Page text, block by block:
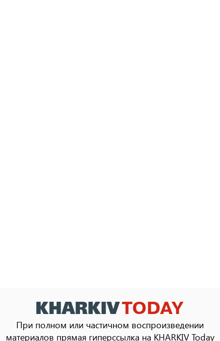
При полном или частичном воспроизведении
материалов прямая гиперссылка на KHARKIV Today